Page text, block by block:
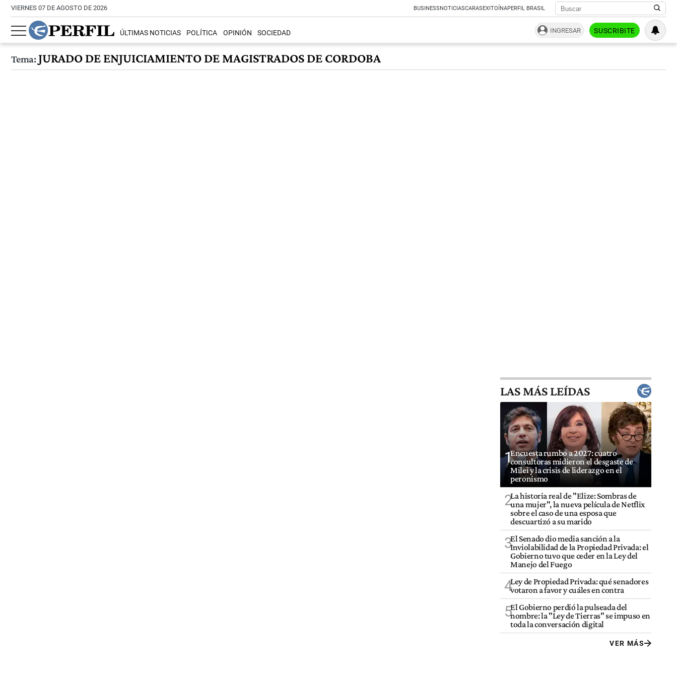
VIERNES 07 DE AGOSTO DE 2026 BUSINESSNOTICIASCARASEXITOÍNAPERFIL BRASIL
ÚLTIMAS NOTICIAS POLÍTICA OPINIÓN SOCIEDAD INGRESAR SUSCRIBITE
Tema:JURADO DE ENJUICIAMIENTO DE MAGISTRADOS DE CORDOBA
LAS MÁS LEÍDAS
1Encuesta rumbo a 2027: cuatro
consultoras midieron el desgaste de
Milei y la crisis de liderazgo en el
peronismo
2La historia real de "Elize: Sombras de
una mujer", la nueva película de Netflix
sobre el caso de una esposa que
descuartizó a su marido
3El Senado dio media sanción a la
Inviolabilidad de la Propiedad Privada: el
Gobierno tuvo que ceder en la Ley del
Manejo del Fuego
4Ley de Propiedad Privada: qué senadores
votaron a favor y cuáles en contra
5El Gobierno perdió la pulseada del
nombre: la "Ley de Tierras" se impuso en
toda la conversación digital
VER MÁS